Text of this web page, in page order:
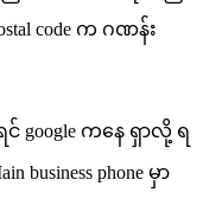
code က ဂဏန်း
google ကနေ ရှာလို့ ရ
business phone မှာ